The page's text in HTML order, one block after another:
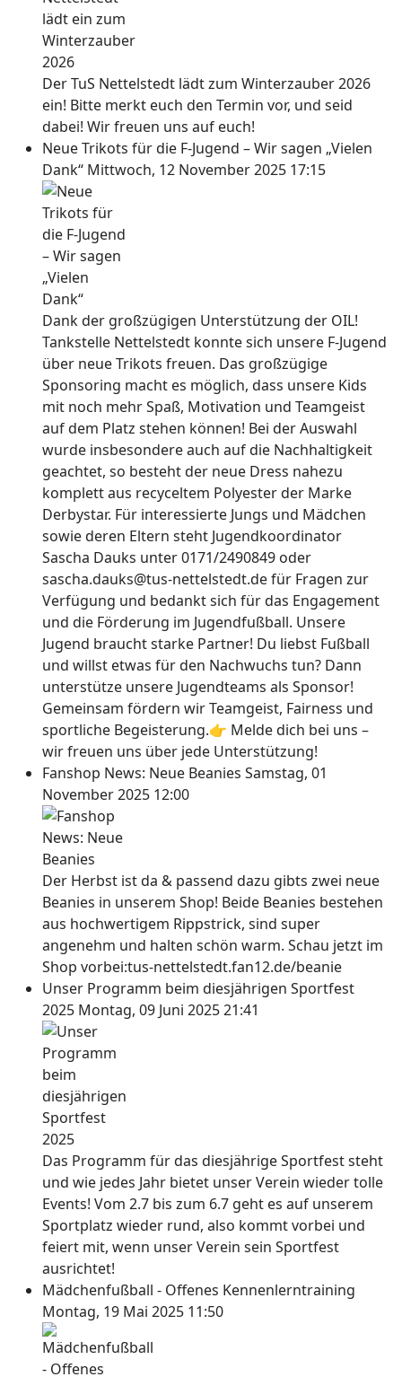
Der TuS Nettelstedt lädt zum Winterzauber 2026
ein! Bitte merkt euch den Termin vor, und seid
dabei! Wir freuen uns auf euch!
Neue Trikots für die F-Jugend – Wir sagen „Vielen
Dank“ Mittwoch, 12 November 2025 17:15
Dank der großzügigen Unterstützung der OIL!
Tankstelle Nettelstedt konnte sich unsere F-Jugend
über neue Trikots freuen. Das großzügige
Sponsoring macht es möglich, dass unsere Kids
mit noch mehr Spaß, Motivation und Teamgeist
auf dem Platz stehen können! Bei der Auswahl
wurde insbesondere auch auf die Nachhaltigkeit
geachtet, so besteht der neue Dress nahezu
komplett aus recyceltem Polyester der Marke
Derbystar. Für interessierte Jungs und Mädchen
sowie deren Eltern steht Jugendkoordinator
Sascha Dauks unter 0171/2490849 oder
sascha.dauks@tus-nettelstedt.de für Fragen zur
Verfügung und bedankt sich für das Engagement
und die Förderung im Jugendfußball. Unsere
Jugend braucht starke Partner! Du liebst Fußball
und willst etwas für den Nachwuchs tun? Dann
unterstütze unsere Jugendteams als Sponsor!
Gemeinsam fördern wir Teamgeist, Fairness und
sportliche Begeisterung.👉 Melde dich bei uns –
wir freuen uns über jede Unterstützung!
Fanshop News: Neue Beanies Samstag, 01
November 2025 12:00
Der Herbst ist da & passend dazu gibts zwei neue
Beanies in unserem Shop! Beide Beanies bestehen
aus hochwertigem Rippstrick, sind super
angenehm und halten schön warm. Schau jetzt im
Shop vorbei:tus-nettelstedt.fan12.de/beanie
Unser Programm beim diesjährigen Sportfest
2025 Montag, 09 Juni 2025 21:41
Das Programm für das diesjährige Sportfest steht
und wie jedes Jahr bietet unser Verein wieder tolle
Events! Vom 2.7 bis zum 6.7 geht es auf unserem
Sportplatz wieder rund, also kommt vorbei und
feiert mit, wenn unser Verein sein Sportfest
ausrichtet!
Mädchenfußball - Offenes Kennenlerntraining
Montag, 19 Mai 2025 11:50